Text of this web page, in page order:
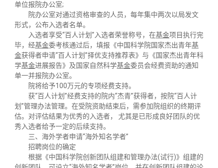
单位报院办公室;
院办公室对通过资格审查的人员，每年集中两次以局发文
形式，公布入选者名单。
入选者享受“百人计划”入选者荣誉称号，在基金项目执行完
毕，经基金委考核通过后，填报《中国科学院国家杰出青年基
金获得者申请“百人计划”择优支持推荐表》与《国家杰出青年科
学基金进展报告》及国家自然科学基金委员会经费资助的通知
单一并报院办公室。
院将给予100万元的专项经费支持。
获“百人计划”经费支持的院内“杰青”获得者，按院“百人计
划”管理办法管理。在受院资助结束后，需参加院组织的终期评
估。对评估结果为优秀的入选者， 尤其是已形成良好团队的优
秀入选者给予一定的后续支持。
三、海外学者申请“海外知名学者”
招聘岗位的确定
根据《中国科学院创新团队组建和管理办法(试行)》组建的